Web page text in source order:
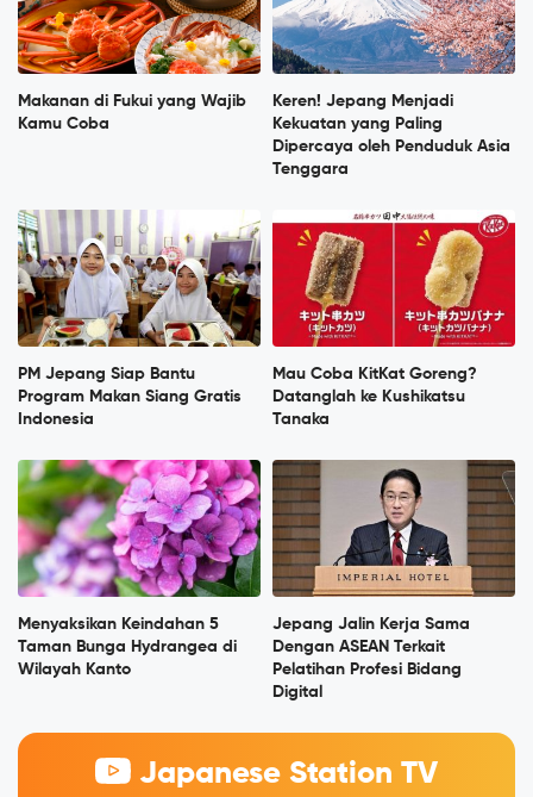
Makanan di Fukui yang Wajib
Kamu Coba
Keren! Jepang Menjadi
Kekuatan yang Paling
Dipercaya oleh Penduduk Asia
Tenggara
PM Jepang Siap Bantu
Program Makan Siang Gratis
Indonesia
Mau Coba KitKat Goreng?
Datanglah ke Kushikatsu
Tanaka
Menyaksikan Keindahan 5
Taman Bunga Hydrangea di
Wilayah Kanto
Jepang Jalin Kerja Sama
Dengan ASEAN Terkait
Pelatihan Profesi Bidang
Digital
Japanese Station TV